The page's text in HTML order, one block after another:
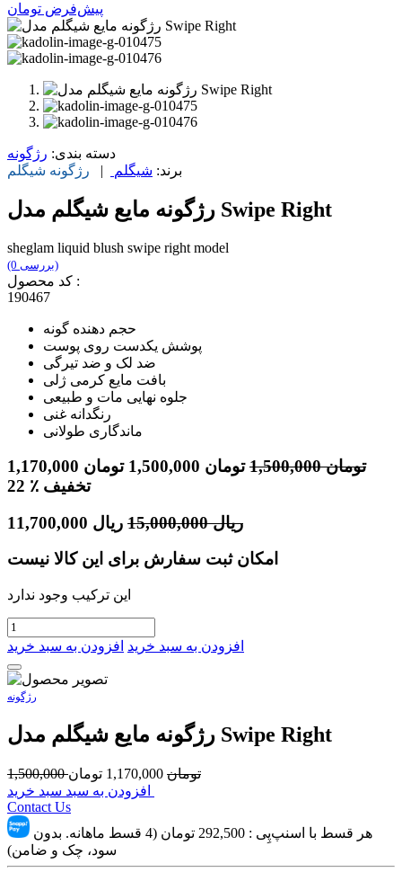
پیش‌فرض تومان
دسته بندی: رژگونه
برند: شیگلم | رژگونه شیگلم
رژگونه مایع شیگلم مدل Swipe Right
sheglam liquid blush swipe right model
(0 بررسی)
کد محصول :
190467
حجم دهنده گونه
پوشش یکدست روی پوست
ضد لک و ضد تیرگی
بافت مایع کرمی ژلی
جلوه نهایی مات و طبیعی
رنگدانه غنی
ماندگاری طولانی
1,170,000 تومان 1,500,000 تومان 1,500,000 تومان
22
٪ تخفیف
11,700,000 ریال 15,000,000 ریال
امکان ثبت سفارش برای این کالا نیست
این ترکیب وجود ندارد
افزودن به سبد خرید افزودن به سبد خرید
رژگونه
رژگونه مایع شیگلم مدل Swipe Right
1,500,000 تومان 1,170,000 تومان
Contact Us
هر قسط با اسنپ‌پِی : 292,500
تومان (4 قسط ماهانه. بدون
سود، چک و ضامن)